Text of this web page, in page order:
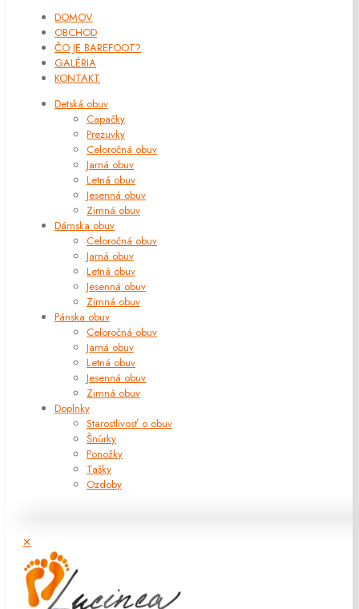
DOMOV
OBCHOD
ČO JE BAREFOOT?
GALÉRIA
KONTAKT
Detská obuv
Capačky
Prezuvky
Celoročná obuv
Jarná obuv
Letná obuv
Jesenná obuv
Zimná obuv
Dámska obuv
Celoročná obuv
Jarná obuv
Letná obuv
Jesenná obuv
Zimná obuv
Pánska obuv
Celoročná obuv
Jarná obuv
Letná obuv
Jesenná obuv
Zimná obuv
Doplnky
Starostlivosť o obuv
Šnúrky
Ponožky
Tašky
Ozdoby
✕